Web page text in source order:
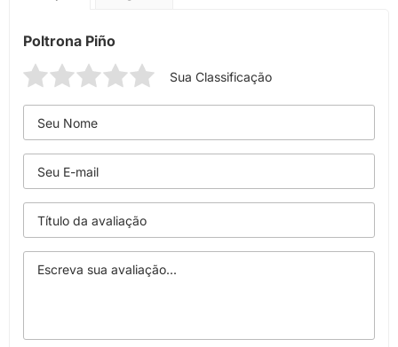
Poltrona Piño
Sua Classificação